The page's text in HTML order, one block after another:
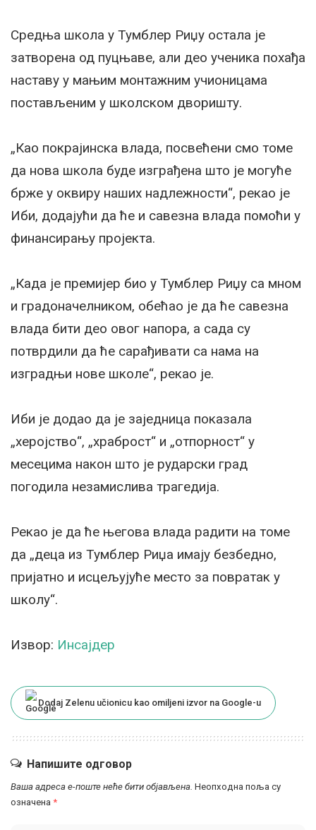
Средња школа у Тумблер Риџу остала је
затворена од пуцњаве, али део ученика похађа
наставу у мањим монтажним учионицама
постављеним у школском дворишту.
„Као покрајинска влада, посвећени смо томе
да нова школа буде изграђена што је могуће
брже у оквиру наших надлежности“, рекао је
Иби, додајући да ће и савезна влада помоћи у
финансирању пројекта.
„Када је премијер био у Тумблер Риџу са мном
и градоначелником, обећао је да ће савезна
влада бити део овог напора, а сада су
потврдили да ће сарађивати са нама на
изградњи нове школе“, рекао је.
Иби је додао да је заједница показала
„херојство“, „храброст“ и „отпорност“ у
месецима након што је рударски град
погодила незамислива трагедија.
Рекао је да ће његова влада радити на томе
да „деца из Тумблер Риџа имају безбедно,
пријатно и исцељујуће место за повратак у
школу“.
Извор: Инсајдер
Dodaj Zelenu učionicu kao omiljeni izvor na Google-u
Напишите одговор
Ваша адреса е-поште неће бити објављена. Неопходна поља су
означена *